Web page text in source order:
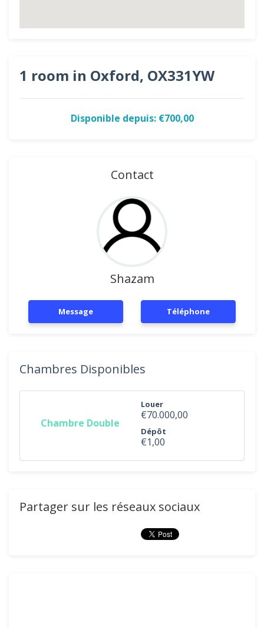
1 room in Oxford, OX331YW
Disponible depuis: €700,00
Contact
Shazam
Message Téléphone
Chambres Disponibles
Chambre Double
Louer
€70.000,00
Dépôt
€1,00
Partager sur les réseaux sociaux